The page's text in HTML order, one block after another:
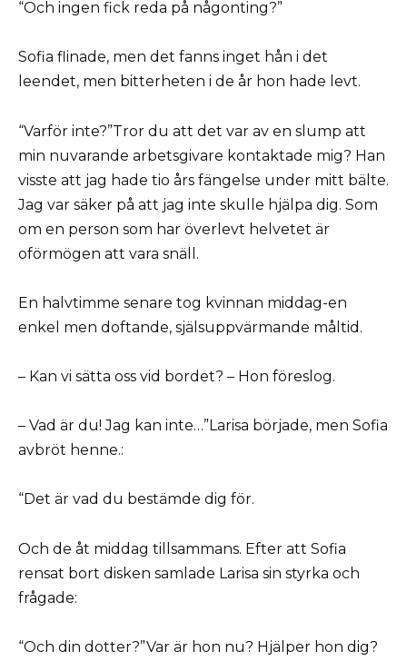
“Och ingen fick reda på någonting?”
Sofia flinade, men det fanns inget hån i det
leendet, men bitterheten i de år hon hade levt.
“Varför inte?”Tror du att det var av en slump att
min nuvarande arbetsgivare kontaktade mig? Han
visste att jag hade tio års fängelse under mitt bälte.
Jag var säker på att jag inte skulle hjälpa dig. Som
om en person som har överlevt helvetet är
oförmögen att vara snäll.
En halvtimme senare tog kvinnan middag-en
enkel men doftande, själsuppvärmande måltid.
– Kan vi sätta oss vid bordet? – Hon föreslog.
– Vad är du! Jag kan inte…”Larisa började, men Sofia
avbröt henne.:
“Det är vad du bestämde dig för.
Och de åt middag tillsammans. Efter att Sofia
rensat bort disken samlade Larisa sin styrka och
frågade:
“Och din dotter?”Var är hon nu? Hjälper hon dig?